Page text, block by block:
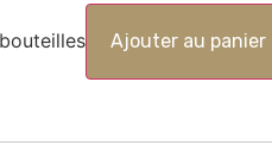
Ajouter au panier